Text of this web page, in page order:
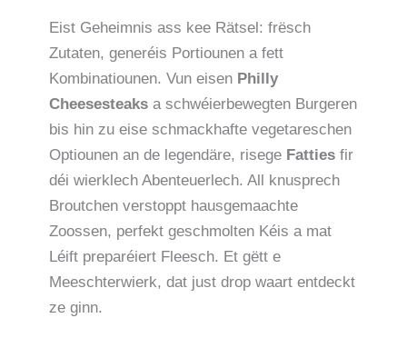
Eist Geheimnis ass kee Rätsel: frësch
Zutaten, generéis Portiounen a fett
Kombinatiounen. Vun eisen Philly
Cheesesteaks a schwéierbewegten Burgeren
bis hin zu eise schmackhafte vegetareschen
Optiounen an de legendäre, risege Fatties fir
déi wierklech Abenteuerlech. All knusprech
Broutchen verstoppt hausgemaachte
Zoossen, perfekt geschmolten Kéis a mat
Léift preparéiert Fleesch. Et gëtt e
Meeschterwierk, dat just drop waart entdeckt
ze ginn.